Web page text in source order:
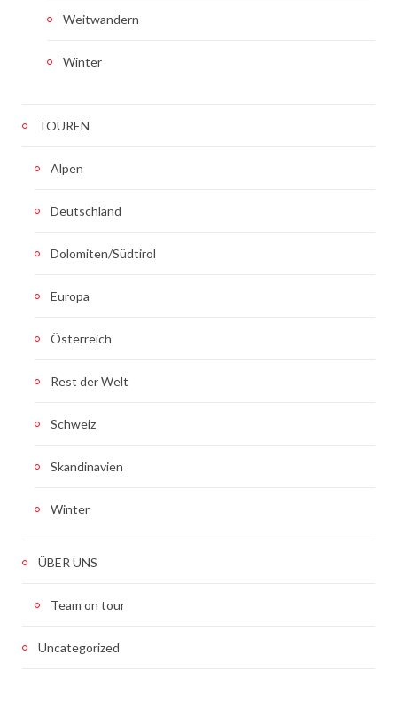
Weitwandern
Winter
TOUREN
Alpen
Deutschland
Dolomiten/Südtirol
Europa
Österreich
Rest der Welt
Schweiz
Skandinavien
Winter
ÜBER UNS
Team on tour
Uncategorized